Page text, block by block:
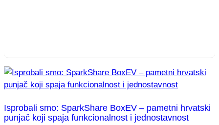
Isprobali smo: SparkShare BoxEV – pametni hrvatski
punjač koji spaja funkcionalnost i jednostavnost